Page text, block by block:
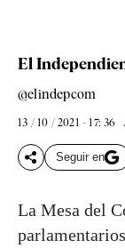
El
@elindepcom
13 / 10 / 2021 - 17: 36
Seguir en
La Mesa del